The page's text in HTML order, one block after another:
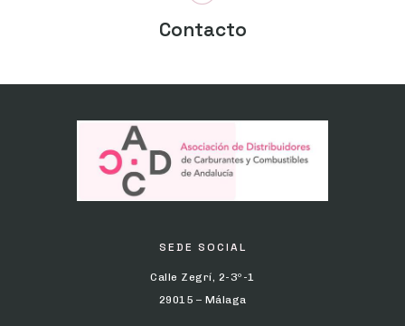
Contacto
SEDE SOCIAL
Calle Zegrí, 2-3º-1
29015 – Málaga